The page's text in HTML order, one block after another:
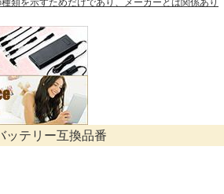
類を示すためだけであり、メーカーとは関係あり
ッテリー互換品番